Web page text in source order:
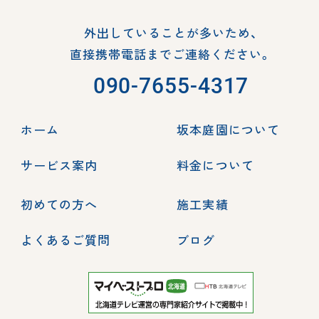
外出していることが多いため、
直接携帯電話までご連絡ください。
090-7655-4317
ホーム
坂本庭園について
サービス案内
料金について
初めての方へ
施工実績
よくあるご質問
ブログ